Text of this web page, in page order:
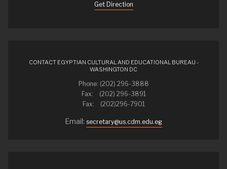
Get Direction
CONTACT EGYPTIAN CULTURAL AND EDUCATIONAL BUREAU -
WASHINGTON DC
Phone: (202) 296-3888
Fax: (202) 296-3891
Fax: (202)296-7901
Email: secretary@us.cdm.edu.eg